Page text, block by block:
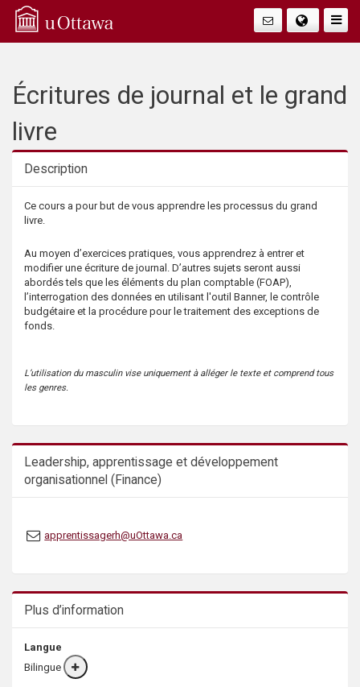
Q
Faire
Écritures de journal et le grand
livre
Description
Description
Ce cours a pour but de vous apprendre les processus du grand
livre.
Au moyen d’exercices pratiques, vous apprendrez à entrer et
modifier une écriture de journal. D’autres sujets seront aussi
abordés tels que les éléments du plan comptable (FOAP),
l’interrogation des données en utilisant l'outil Banner, le contrôle
budgétaire et la procédure pour le traitement des exceptions de
fonds.
L’utilisation du masculin vise uniquement à alléger le texte et comprend tous
les genres.
Leadership, apprentissage et développement
organisationnel (Finance)
apprentissagerh@uOttawa.ca
Plus d’information
Langue
Bilingue
More
info